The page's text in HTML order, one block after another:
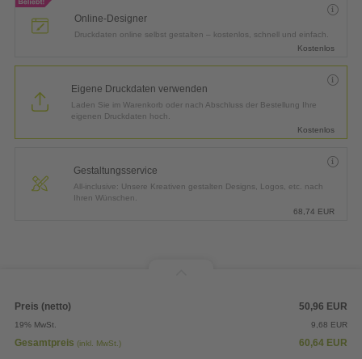
Online-Designer
Druckdaten online selbst gestalten – kostenlos, schnell und einfach.
Kostenlos
Eigene Druckdaten verwenden
Laden Sie im Warenkorb oder nach Abschluss der Bestellung Ihre
eigenen Druckdaten hoch.
Kostenlos
Gestaltungsservice
All-inclusive: Unsere Kreativen gestalten Designs, Logos, etc. nach
Ihren Wünschen.
68,74 EUR
Preis (netto) 50,96 EUR
19% MwSt. 9,68 EUR
Gesamtpreis (inkl. MwSt.) 60,64 EUR